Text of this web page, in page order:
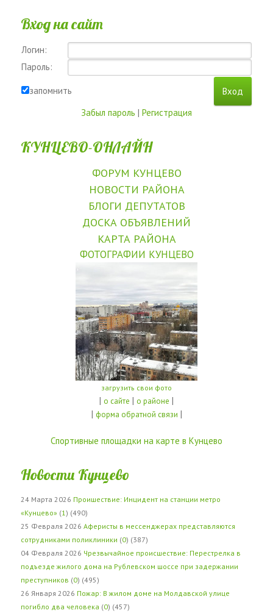
Вход на сайт
Логин:
Пароль:
запомнить
Забыл пароль | Регистрация
КУНЦЕВО-ОНЛАЙН
ФОРУМ КУНЦЕВО
НОВОСТИ РАЙОНА
БЛОГИ ДЕПУТАТОВ
ДОСКА ОБЪЯВЛЕНИЙ
КАРТА РАЙОНА
ФОТОГРАФИИ КУНЦЕВО
загрузить свои фото
| о сайте | о районе |
| форма обратной связи |
Спортивные площадки на карте в Кунцево
Новости Кунцево
24 Марта 2026 Проишествие: Инцидент на станции метро
«Кунцево» (1 ) (490)
25 Февраля 2026 Аферисты в мессенджерах представляются
сотрудниками поликлиники (0) (387)
04 Февраля 2026 Чрезвычайное происшествие: Перестрелка в
подъезде жилого дома на Рублевском шоссе при задержании
преступников (0) (495)
26 Января 2026 Пожар: В жилом доме на Молдавской улице
погибло два человека (0) (457)